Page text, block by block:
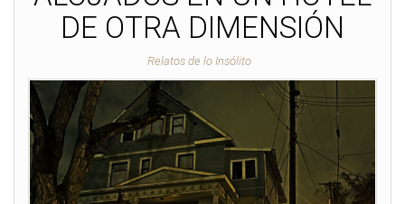
DE OTRA DIMENSIÓN
Relatos de lo Insólito